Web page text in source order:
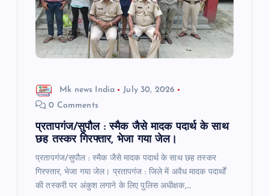
Mk news India
July 30, 2026
0 Comments
प्रतापगंज/सुपौल : स्मैक जैसे मादक पदार्थ के साथ
छह तस्कर गिरफ्तार, भेजा गया जेल।
प्रतापगंज/सुपौल : स्मैक जैसे मादक पदार्थ के साथ छह तस्कर
गिरफ्तार, भेजा गया जेल। प्रतापगंज : जिले में अवैध मादक पदार्थों
की तस्करी पर अंकुश लगाने के लिए पुलिस अधीक्षक,…